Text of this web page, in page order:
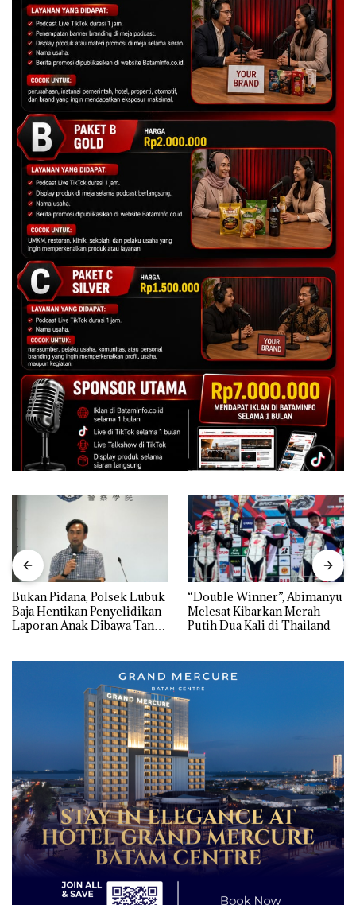
Bukan Pidana, Polsek Lubuk
Baja Hentikan Penyelidikan
Laporan Anak Dibawa Tanpa
“Double Winner”, Abimanyu
Melesat Kibarkan Merah
Putih Dua Kali di Thailand